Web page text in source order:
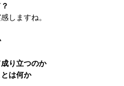
しますね。
り立つのか
は何か